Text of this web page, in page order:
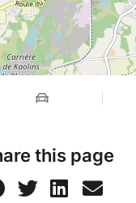
this page